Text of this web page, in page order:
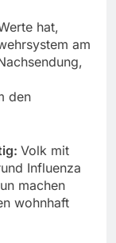
hat,
am
den
Volk mit
Influenza
machen
wohnhaft